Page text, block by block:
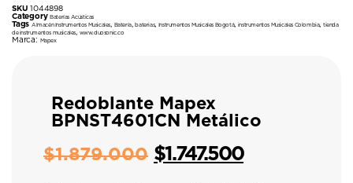
SKU1044898
Category Baterías Acústicas
Tags Almacén Instrumentos Musicales Batería,baterias, Instrumentos Musicales Bogotá, instrumentos Musicales Colombia,tienda
de instrumentos musicales
www.duosonic.co
Marca: Mapex
Redoblante Mapex
BPNST4601CN Metálico
$1.879.000 $1.747.500